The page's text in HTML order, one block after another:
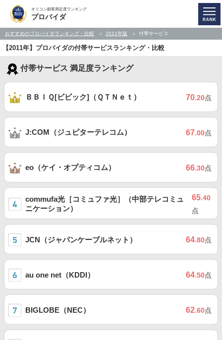
オリコン顧客満足度ランキング
プロバイダ
おすすめのプロバイダランキング・比較 2011年版 付帯サービス
【2011年】プロバイダの付帯サービスランキング・比較
付帯サービス 満足度ランキング
ＢＢＩＱ[ビビック]（ＱＴＮｅｔ） 70.20点
J:COM（ジュピターテレコム） 67.00点
eo（ケイ・オプティコム） 66.30点
commufa光［コミュファ光］（中部テレコミュ
ニケーション）
65.40
点
JCN（ジャパンケーブルネット） 64.80点
au one net（KDDI） 64.50点
BIGLOBE（NEC） 62.60点